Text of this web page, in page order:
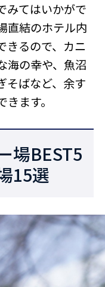
みてはいかがで
直結のホテル内
きるので、カニ
海の幸や、魚沼
そばなど、余す
ます。
場BEST5
15選